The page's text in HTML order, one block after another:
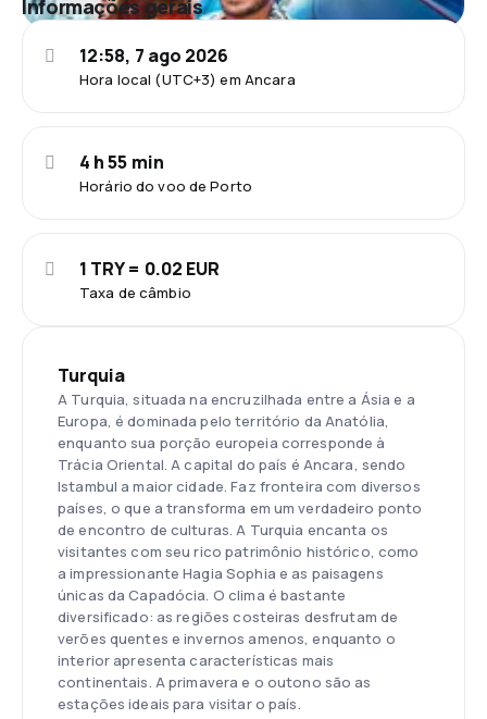
Informações gerais
Hora local (UTC+3) em Ancara
12:58, 7 ago 2026
Horário do voo de Porto
4 h 55 min
Taxa de câmbio
1 TRY = 0.02 EUR
Turquia
A Turquia, situada na encruzilhada entre a Ásia e a
Europa, é dominada pelo território da Anatólia,
enquanto sua porção europeia corresponde à
Trácia Oriental. A capital do país é Ancara, sendo
Istambul a maior cidade. Faz fronteira com diversos
países, o que a transforma em um verdadeiro ponto
de encontro de culturas. A Turquia encanta os
visitantes com seu rico patrimônio histórico, como
a impressionante Hagia Sophia e as paisagens
únicas da Capadócia. O clima é bastante
diversificado: as regiões costeiras desfrutam de
verões quentes e invernos amenos, enquanto o
interior apresenta características mais
continentais. A primavera e o outono são as
estações ideais para visitar o país.